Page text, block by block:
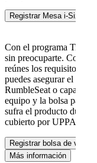
Registrar Mesa i-Size o
Con el programa
sin preocuparte. Con la
reúnes los requisitos
puedes asegurar el
RumbleSeat o capazo
equipo y la bolsa para
sufra el producto
cubierto por UPPAbaby,
Registrar bolsa de viaje
Más información